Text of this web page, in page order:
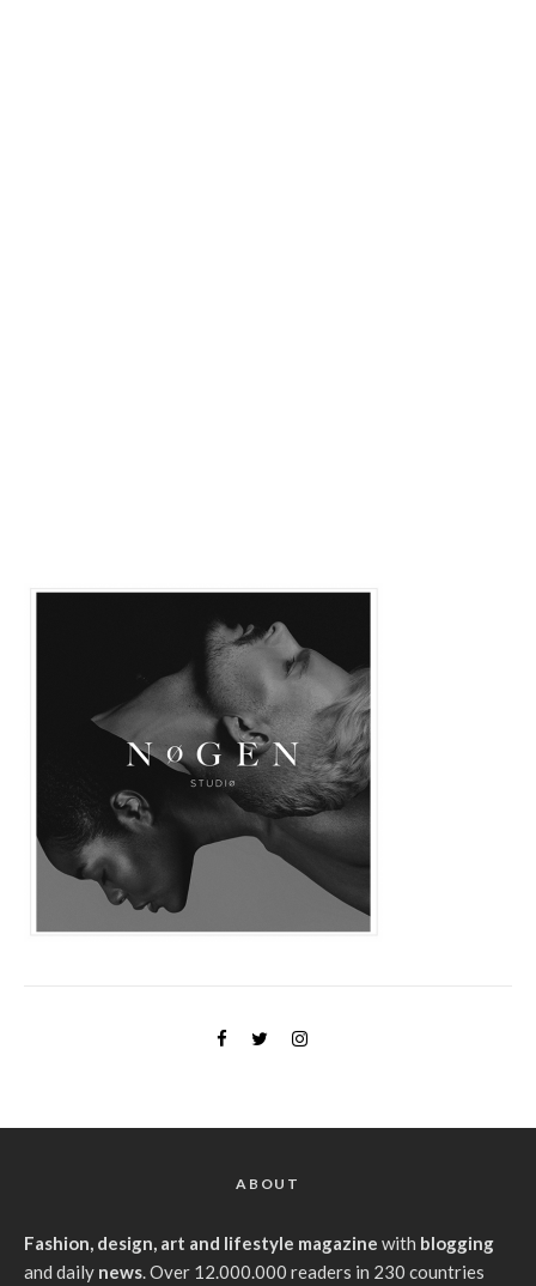
ABOUT
Fashion, design, art and lifestyle magazine with blogging
and daily news. Over 12.000.000 readers in 230 countries